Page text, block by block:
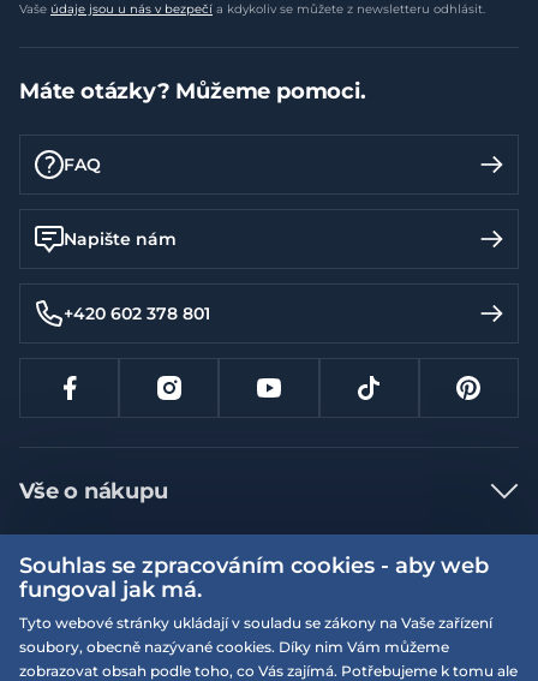
Vaše údaje jsou u nás v bezpečí a kdykoliv se můžete z newsletteru odhlásit.
Máte otázky? Můžeme pomoci.
FAQ
Napište nám
+420 602 378 801
Vše o nákupu
Jak nakupovat
Nejčastější dotazy
Doprava a platba
Vrácení a výměna zboží
Více informací
Obchodní podmínky
Podmínky EQS věrnostního klubu
Naše prodejny
Souhlas se zpracováním cookies - aby web
fungoval jak má.
Tyto webové stránky ukládají v souladu se zákony na Vaše zařízení
soubory, obecně nazývané cookies. Díky nim Vám můžeme
zobrazovat obsah podle toho, co Vás zajímá. Potřebujeme k tomu ale